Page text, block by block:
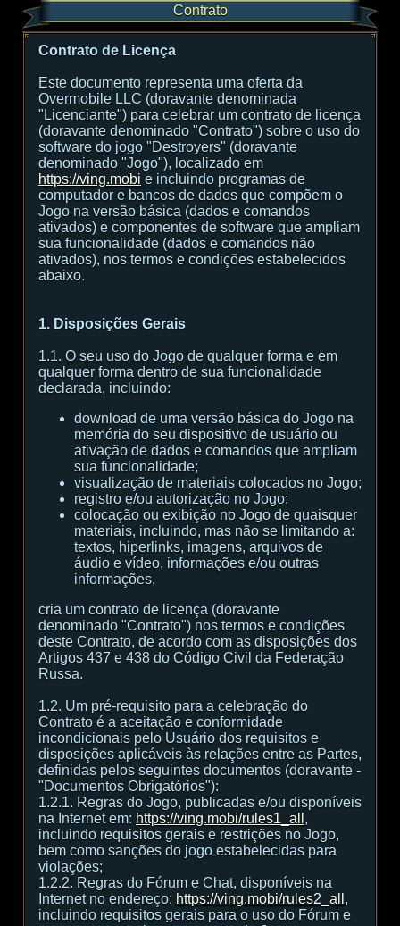
Contrato
Contrato de Licença
Este documento representa uma oferta da
Overmobile LLC (doravante denominada
"Licenciante") para celebrar um contrato de licença
(doravante denominado "Contrato") sobre o uso do
software do jogo "Destroyers" (doravante
denominado "Jogo"), localizado em
https://ving.mobi e incluindo programas de
computador e bancos de dados que compõem o
Jogo na versão básica (dados e comandos
ativados) e componentes de software que ampliam
sua funcionalidade (dados e comandos não
ativados), nos termos e condições estabelecidos
abaixo.
1. Disposições Gerais
1.1. O seu uso do Jogo de qualquer forma e em
qualquer forma dentro de sua funcionalidade
declarada, incluindo:
download de uma versão básica do Jogo na
memória do seu dispositivo de usuário ou
ativação de dados e comandos que ampliam
sua funcionalidade;
visualização de materiais colocados no Jogo;
registro e/ou autorização no Jogo;
colocação ou exibição no Jogo de quaisquer
materiais, incluindo, mas não se limitando a:
textos, hiperlinks, imagens, arquivos de
áudio e vídeo, informações e/ou outras
informações,
cria um contrato de licença (doravante
denominado "Contrato") nos termos e condições
deste Contrato, de acordo com as disposições dos
Artigos 437 e 438 do Código Civil da Federação
Russa.
1.2. Um pré-requisito para a celebração do
Contrato é a aceitação e conformidade
incondicionais pelo Usuário dos requisitos e
disposições aplicáveis às relações entre as Partes,
definidas pelos seguintes documentos (doravante -
"Documentos Obrigatórios"):
1.2.1. Regras do Jogo, publicadas e/ou disponíveis
na Internet em: https://ving.mobi/rules1_all ,
incluindo requisitos gerais e restrições no Jogo,
bem como sanções do jogo estabelecidas para
violações;
1.2.2. Regras do Fórum e Chat, disponíveis na
Internet no endereço: https://ving.mobi/rules2_all ,
incluindo requisitos gerais para o uso do Fórum e